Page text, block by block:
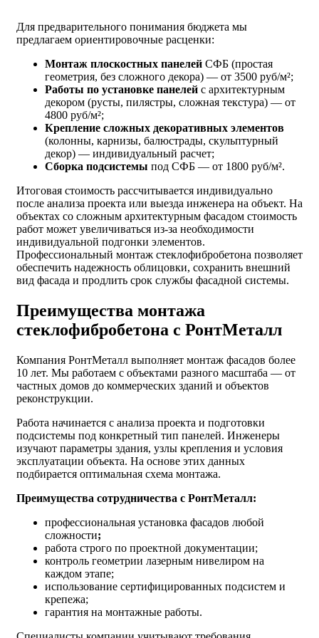
Для предварительного понимания бюджета мы
предлагаем ориентировочные расценки:
Монтаж плоскостных панелей СФБ (простая
геометрия, без сложного декора) — от 3500 руб/м²;
Работы по установке панелей с архитектурным
декором (русты, пилястры, сложная текстура) — от
4800 руб/м²;
Крепление сложных декоративных элементов
(колонны, карнизы, балюстрады, скульптурный
декор) — индивидуальный расчет;
Сборка подсистемы под СФБ — от 1800 руб/м².
Итоговая стоимость рассчитывается индивидуально
после анализа проекта или выезда инженера на объект. На
объектах со сложным архитектурным фасадом стоимость
работ может увеличиваться из-за необходимости
индивидуальной подгонки элементов.
Профессиональный монтаж стеклофибробетона позволяет
обеспечить надежность облицовки, сохранить внешний
вид фасада и продлить срок службы фасадной системы.
Преимущества монтажа
стеклофибробетона с РонтМеталл
Компания РонтМеталл выполняет монтаж фасадов более
10 лет. Мы работаем с объектами разного масштаба — от
частных домов до коммерческих зданий и объектов
реконструкции.
Работа начинается с анализа проекта и подготовки
подсистемы под конкретный тип панелей. Инженеры
изучают параметры здания, узлы крепления и условия
эксплуатации объекта. На основе этих данных
подбирается оптимальная схема монтажа.
Преимущества сотрудничества с РонтМеталл:
профессиональная установка фасадов любой
сложности;
работа строго по проектной документации;
контроль геометрии лазерным нивелиром на
каждом этапе;
использование сертифицированных подсистем и
крепежа;
гарантия на монтажные работы.